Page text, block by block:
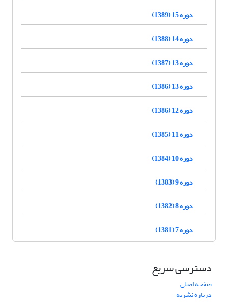
دوره 15 (1389)
دوره 14 (1388)
دوره 13 (1387)
دوره 13 (1386)
دوره 12 (1386)
دوره 11 (1385)
دوره 10 (1384)
دوره 9 (1383)
دوره 8 (1382)
دوره 7 (1381)
دسترسی سریع
صفحه اصلی
درباره نشریه